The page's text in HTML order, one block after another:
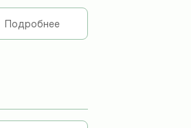
Подробнее